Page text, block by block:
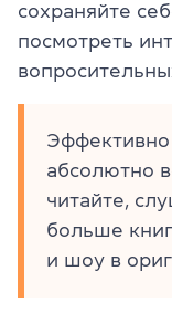
сохраняйте
посмотреть
Эффективно
абсолютно
читайте,
больше
и шоу в